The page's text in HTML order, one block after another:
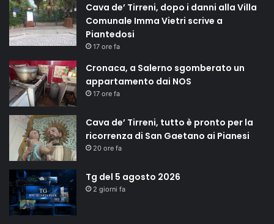
Cava de’ Tirreni, dopo i danni alla Villa
Comunale Imma Vietri scrive a
Piantedosi
17 ore fa
Cronaca, a Salerno sgomberato un
appartamento dai NOS
17 ore fa
Cava de’ Tirreni, tutto è pronto per la
ricorrenza di San Gaetano ai Pianesi
20 ore fa
Tg del 5 agosto 2026
2 giorni fa